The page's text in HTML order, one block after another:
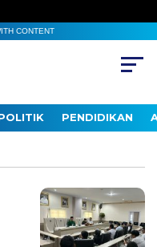
CONTENT
PENDIDIKAN